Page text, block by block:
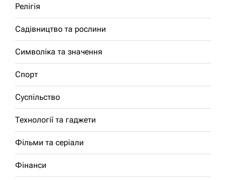
Релігія
Садівництво та рослини
Символіка та значення
Спорт
Суспільство
Технології та гаджети
Фільми та серіали
Фінанси